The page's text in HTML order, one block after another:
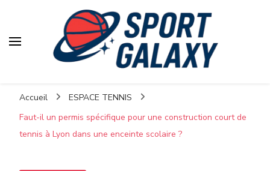
Accueil
ESPACE TENNIS
Faut-il un permis spécifique pour une construction court de
tennis à Lyon dans une enceinte scolaire ?